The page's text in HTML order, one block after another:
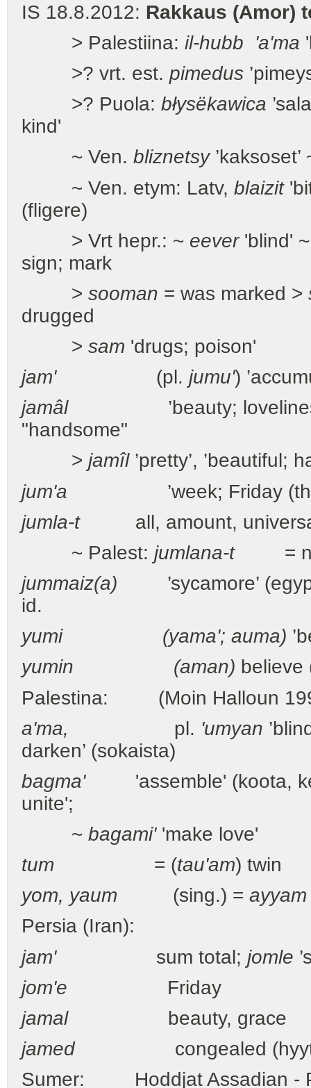
IS 18.8.2012: Rakkaus (Amor)
> Palestiina: il-hubb 'a'ma
>? vrt. est. pimedus
>? Puola: błysëkawica
kind'
~ Ven. bliznetsy
~ Ven. etym: Latv, blaizit
(fligere)
> Vrt hepr.: ~ eever'blind'
sign; mark
> sooman = was marked >
drugged
> sam 'drugs; poison'
jam'(pl. jumu')
jamâl’beauty;
"handsome"
> jamîl’pretty’, ’beautiful;
jum'a ’week; Friday (the
jumla-tall, amount,
~ Palest: jumlana-t =
jummaiz(a) ’sycamore’
id.
yumi (yama'; auma)
yumin (aman)
Palestina: (Moin Halloun
a'ma, pl. 'umyan
darken’ (sokaista)
bagma' 'assemble' (koota,
unite';
~ bagami''make love'
tum = (tau'am) twin
yom, yaum (sing.) = ayyam
Persia (Iran):
jam'sum total; jomle
jom'e
Friday
jamalbeauty, grace
jamed
congealed
Sumer: Hoddjat Assadian -